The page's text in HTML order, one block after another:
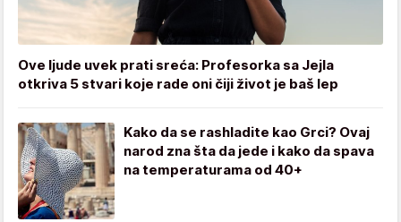
Ove ljude uvek prati sreća: Profesorka sa Jejla
otkriva 5 stvari koje rade oni čiji život je baš lep
Kako da se rashladite kao Grci? Ovaj
narod zna šta da jede i kako da spava
na temperaturama od 40+